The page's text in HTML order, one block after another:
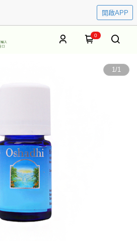
開啟APP
0
1/1